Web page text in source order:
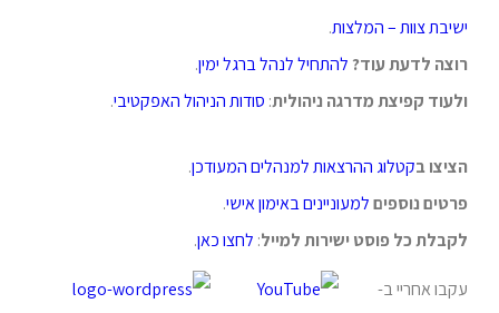
ישיבת צוות – המלצות.
רוצה לדעת עוד? להתחיל לנהל ברגל ימין.
ולעוד קפיצת מדרגה ניהולית: סודות הניהול האפקטיבי.
הציצו בקטלוג ההרצאות למנהלים המעודכן.
פרטים נוספיםלמעונייניםבאימון אישי.
לקבלת כל פוסט ישירות למייל: לחצו כאן.
עקבו אחריי ב-